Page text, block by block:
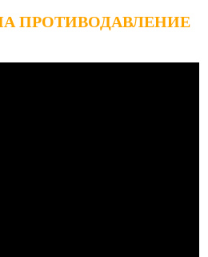
ПРОТИВОДАВЛЕНИЕ